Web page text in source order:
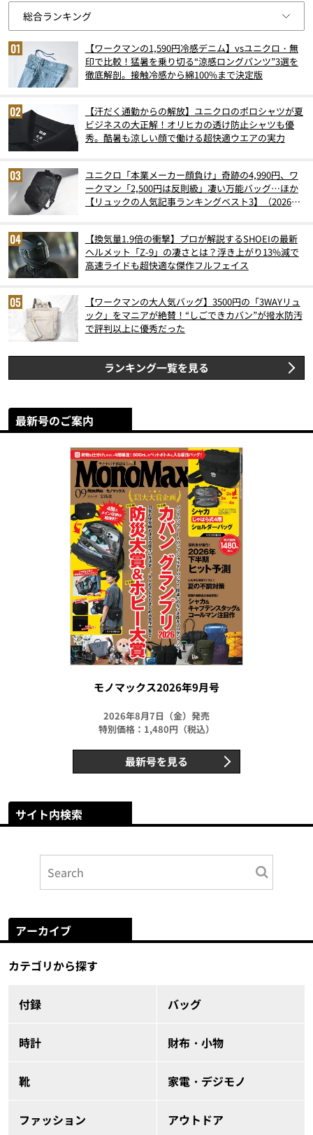
【ワークマンの1,590円冷感デニム】vsユニクロ・無
印で比較！猛暑を乗り切る“涼感ロングパンツ”3選を
徹底解剖。接触冷感から綿100%まで決定版
【汗だく通勤からの解放】ユニクロのポロシャツが夏
ビジネスの大正解！オリヒカの透け防止シャツも優
秀。酷暑も涼しい顔で働ける超快適ウエアの実力
ユニクロ「本業メーカー顔負け」奇跡の4,990円、ワ
ークマン「2,500円は反則級」凄い万能バッグ…ほか
【リュックの人気記事ランキングベスト3】（2026年
【換気量1.9倍の衝撃】プロが解説するSHOEIの最新
ヘルメット「Z-9」の凄さとは？浮き上がり13%減で
高速ライドも超快適な傑作フルフェイス
【ワークマンの大人気バッグ】3500円の「3WAYリュ
ック」をマニアが絶賛！“しごできカバン”が撥水防汚
で評判以上に優秀だった
ランキング一覧を見る
最新号のご案内
モノマックス2026年9月号
2026年8月7日（金）発売
特別価格：1,480円（税込）
最新号を見る
サイト内検索
アーカイブ
カテゴリから探す
付録 バッグ
時計 財布・小物
靴 家電・デジモノ
ファッション アウトドア